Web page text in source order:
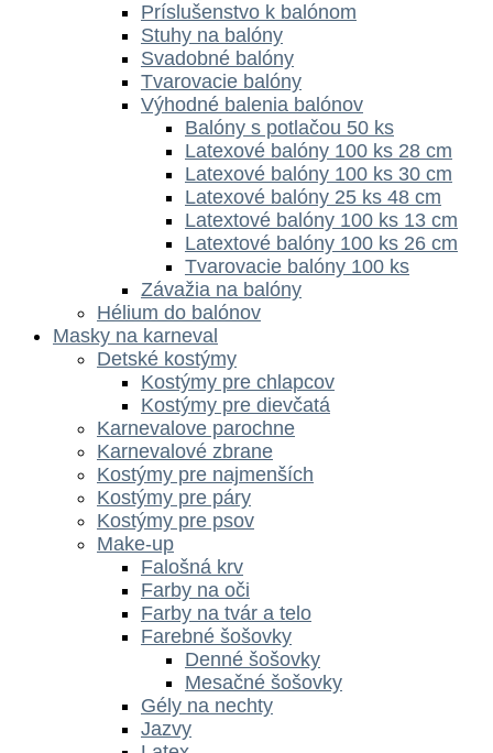
Príslušenstvo k balónom
Stuhy na balóny
Svadobné balóny
Tvarovacie balóny
Výhodné balenia balónov
Balóny s potlačou 50 ks
Latexové balóny 100 ks 28 cm
Latexové balóny 100 ks 30 cm
Latexové balóny 25 ks 48 cm
Latextové balóny 100 ks 13 cm
Latextové balóny 100 ks 26 cm
Tvarovacie balóny 100 ks
Závažia na balóny
Hélium do balónov
Masky na karneval
Detské kostýmy
Kostýmy pre chlapcov
Kostýmy pre dievčatá
Karnevalove parochne
Karnevalové zbrane
Kostýmy pre najmenších
Kostýmy pre páry
Kostýmy pre psov
Make-up
Falošná krv
Farby na oči
Farby na tvár a telo
Farebné šošovky
Denné šošovky
Mesačné šošovky
Gély na nechty
Jazvy